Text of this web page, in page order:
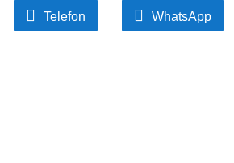
Telefon WhatsApp